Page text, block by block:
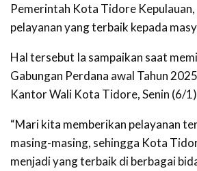
Pemerintah Kota Tidore
pelayanan yang terbaik kepada
Hal tersebut Ia sampaikan saat
Gabungan Perdana awal Tahun
Kantor Wali Kota Tidore, Senin (6/
“Mari kita memberikan pelayanan
masing-masing, sehingga Kota
menjadi yang terbaik di berbagai